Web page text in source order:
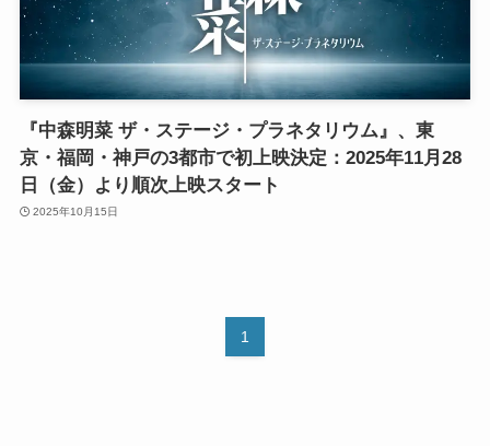
『中森明菜 ザ・ステージ・プラネタリウム』、東
京・福岡・神戸の3都市で初上映決定：2025年11月28
日（金）より順次上映スタート
2025年10月15日
1